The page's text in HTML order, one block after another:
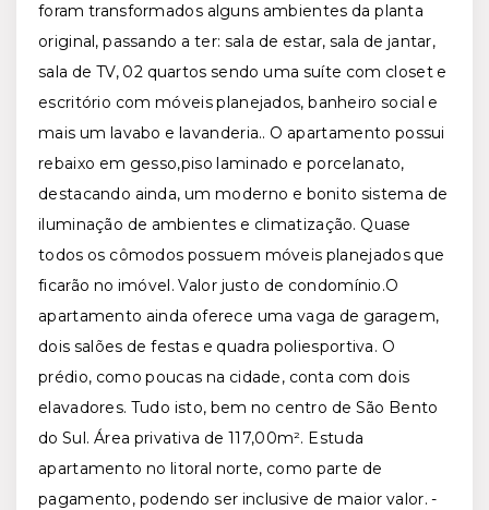
foram transformados alguns ambientes da planta
original, passando a ter: sala de estar, sala de jantar,
sala de TV, 02 quartos sendo uma suíte com closet e
escritório com móveis planejados, banheiro social e
mais um lavabo e lavanderia.. O apartamento possui
rebaixo em gesso,piso laminado e porcelanato,
destacando ainda, um moderno e bonito sistema de
iluminação de ambientes e climatização. Quase
todos os cômodos possuem móveis planejados que
ficarão no imóvel. Valor justo de condomínio.O
apartamento ainda oferece uma vaga de garagem,
dois salões de festas e quadra poliesportiva. O
prédio, como poucas na cidade, conta com dois
elavadores. Tudo isto, bem no centro de São Bento
do Sul. Área privativa de 117,00m². Estuda
apartamento no litoral norte, como parte de
pagamento, podendo ser inclusive de maior valor. -